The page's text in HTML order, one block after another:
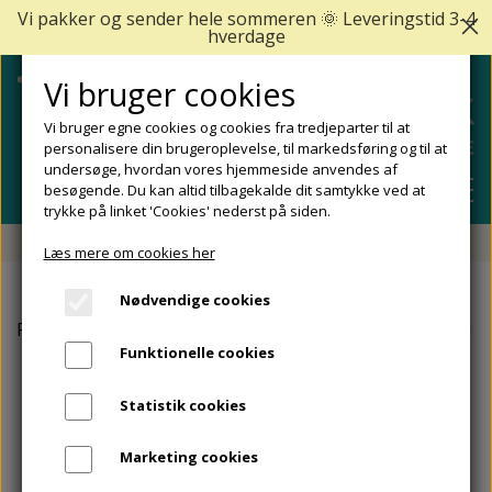
SHOP
FODCREMER
NEGLESVAMP
REDSKABER TIL FODPLEJE OG NEGLEPLEJE
FODFILE OG FODHØVLE
SÅLER, FODINDLÆG OG AFLASTNINGER
FODPROBLEMER
APOFYSITIS CALCANEI/SEVERS SYNDROM
REJSESTØRRELSER
MÆRKER
Fri fragt fra 499 DKK - Levering 1-2 hverdage
Forside
Vi bruger cookies
Vi bruger egne cookies og cookies fra tredjeparter til at
personalisere din brugeroplevelse, til markedsføring og til at
undersøge, hvordan vores hjemmeside anvendes af
besøgende. Du kan altid tilbagekalde dit samtykke ved at
trykke på linket 'Cookies' nederst på siden.
Læs mere om cookies her
Nødvendige cookies
Funktionelle cookies
Statistik cookies
Marketing cookies
Vi pakker og sender hele sommeren 🌞 Leveringstid 3-4
hverdage